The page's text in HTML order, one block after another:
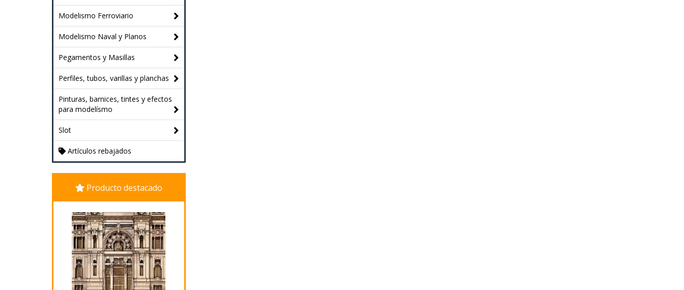
Modelismo Ferroviario
Modelismo Naval y Planos
Pegamentos y Masillas
Perfiles, tubos, varillas y planchas
Pinturas, barnices, tintes y efectos
para modelísmo
Slot
Artículos rebajados
Producto destacado